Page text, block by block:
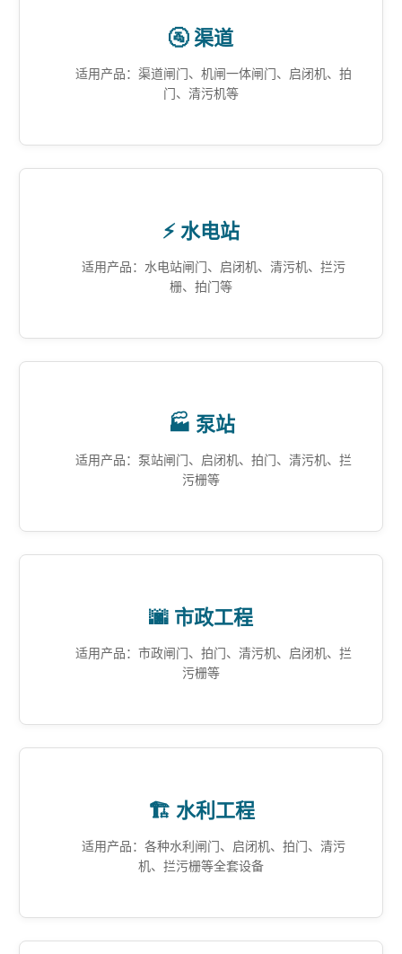
🚰 渠道
适用产品：渠道闸门、机闸一体闸门、启闭机、拍
门、清污机等
⚡ 水电站
适用产品：水电站闸门、启闭机、清污机、拦污
栅、拍门等
🏭 泵站
适用产品：泵站闸门、启闭机、拍门、清污机、拦
污栅等
🌆 市政工程
适用产品：市政闸门、拍门、清污机、启闭机、拦
污栅等
🏗️ 水利工程
适用产品：各种水利闸门、启闭机、拍门、清污
机、拦污栅等全套设备